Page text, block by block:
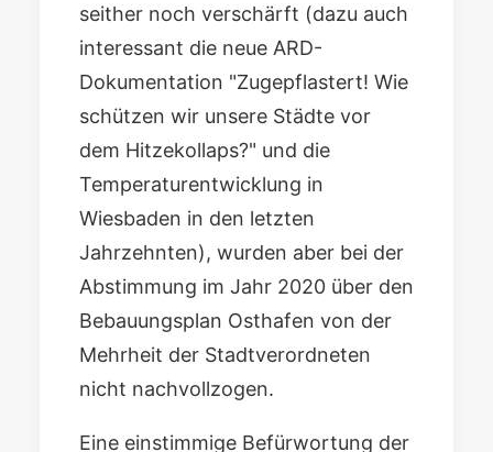
seither noch verschärft (dazu auch
interessant die neue ARD-
Dokumentation "Zugepflastert! Wie
schützen wir unsere Städte vor
dem Hitzekollaps?" und die
Temperaturentwicklung in
Wiesbaden in den letzten
Jahrzehnten), wurden aber bei der
Abstimmung im Jahr 2020 über den
Bebauungsplan Osthafen von der
Mehrheit der Stadtverordneten
nicht nachvollzogen.
Eine einstimmige Befürwortung der